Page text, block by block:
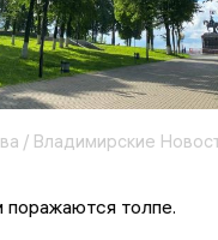
/ Владимирские
поражаются толпе.